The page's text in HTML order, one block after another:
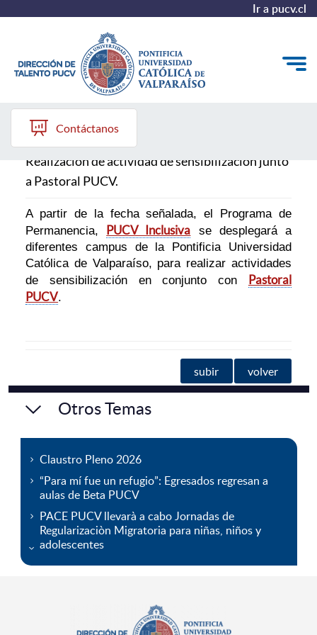
Ir a pucv.cl
Quiénes somos
Nuestros Programas
Investigación
Recursos
Contáctanos
Ponte en mi lugar
Realización de actividad de sensibilización junto
a Pastoral PUCV.
A partir de la fecha señalada, el Programa de
Permanencia, PUCV Inclusiva se desplegará a
diferentes campus de la Pontificia Universidad
Católica de Valparaíso, para realizar actividades
de sensibilización en conjunto con Pastoral
PUCV.
subir volver
Otros Temas
Claustro Pleno 2026
“Para mí fue un refugio”: Egresados regresan a
aulas de Beta PUCV
PACE PUCV llevarà a cabo Jornadas de
Regularizaciòn Migratoria para niñas, niños y
adolescentes